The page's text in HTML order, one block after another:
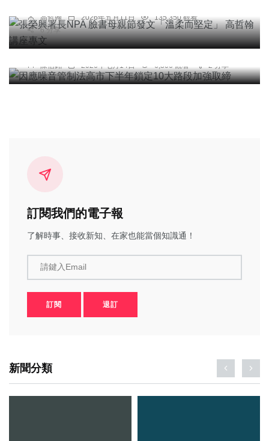
高哲翰 2026年五月11日
135,350 觀看
6 分享
綜合新聞
因應噪音管制法高市下半年鎖定10大路段加強取締
陳信銘 2026年七月14日 6,306 觀看 2 分享
訂閱我們的電子報
了解時事、接收新知、在家也能當個知識通！
請鍵入Email
訂閱 退訂
新聞分類